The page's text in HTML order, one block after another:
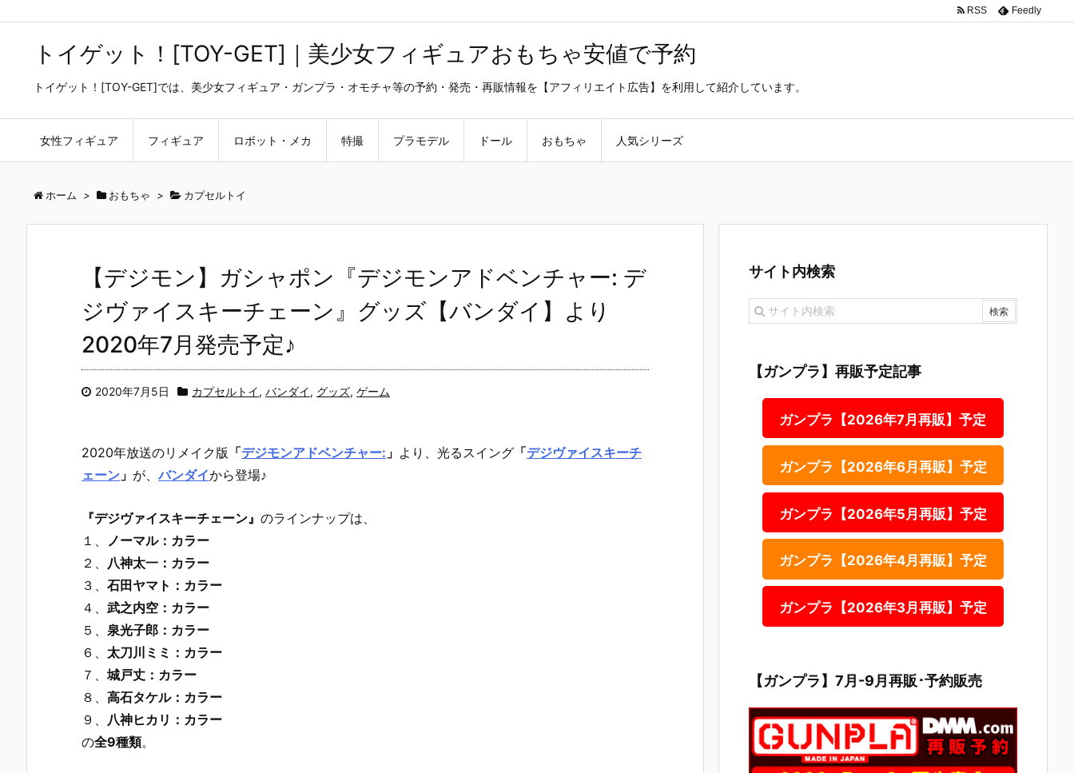
トイゲット！[TOY-GET]｜美少女フィギュアおもちゃ安値で予約
トイゲット！[TOY-GET]では、美少女フィギュア・ガンプラ・オモチャ等の予約・発売・再販情報を【アフィリエイト広告】を利用して紹介しています。
女性フィギュア フィギュア ロボット・メカ 特撮 プラモデル ドール おもちゃ 人気シリーズ
RSS Feedly
ホーム > おもちゃ > カプセルトイ
【デジモン】ガシャポン『デジモンアドベンチャー: デ
ジヴァイスキーチェーン』グッズ【バンダイ】より
2020年7月発売予定♪
2020年7月5日 カプセルトイ, バンダイ, グッズ, ゲーム
2020年放送のリメイク版 「デジモンアドベンチャー: 」 より、 光るスイング 「デジヴァイスキーチ
ェーン 」 が、バンダイから登場♪
『デジヴァイスキーチェーン』 のラインナップは、
１、
ノーマル：カラー
２、 八神太一：カラー
３、 石田ヤマト：カラー
４、 武之内空：カラー
５、 泉光子郎：カラー
６、 太刀川ミミ：カラー
７、 城戸丈：カラー
８、 高石タケル：カラー
９、 八神ヒカリ：カラー
の全9種類。
サイト内検索
【ガンプラ】再販予定記事
ガンプラ【2026年7月再販】予定
ガンプラ【2026年6月再販】予定
ガンプラ【2026年5月再販】予定
ガンプラ【2026年4月再販】予定
ガンプラ【2026年3月再販】予定
【ガンプラ】7月-9月再販･予約販売